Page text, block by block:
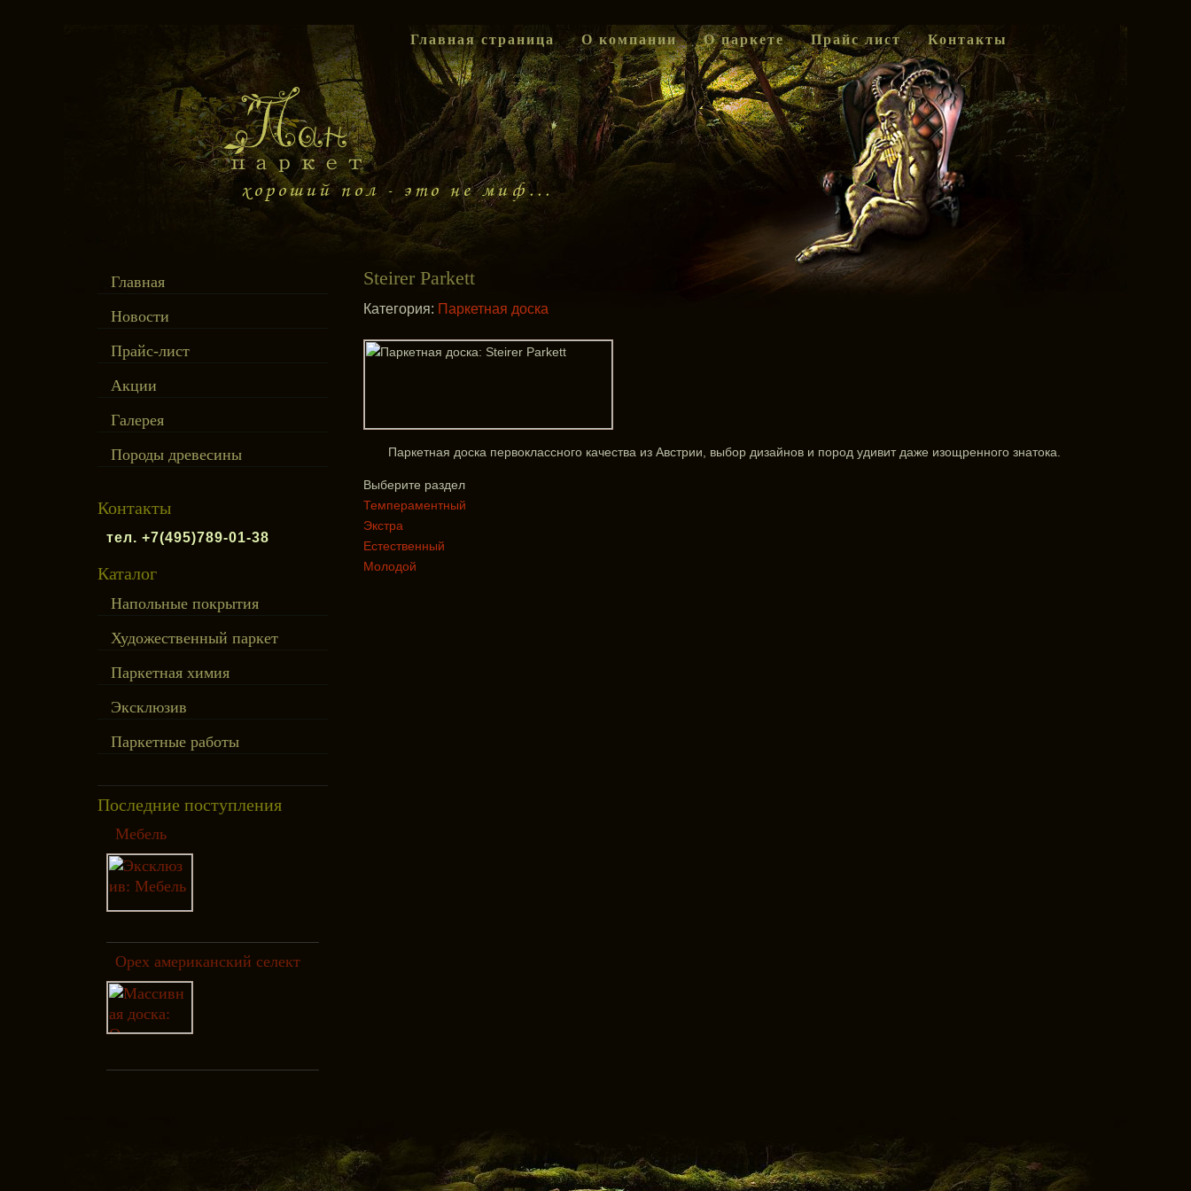
Главная страница О компании О паркете Прайс лист Контакты
Главная
Новости
Прайс-лист
Акции
Галерея
Породы древесины
Контакты
тел. +7(495)789-01-38
Каталог
Напольные покрытия
Художественный паркет
Паркетная химия
Эксклюзив
Паркетные работы
Последние поступления
Мебель
Орех американский селект
Steirer Parkett
Категория: Паркетная доска
Паркетная доска первоклассного качества из Австрии, выбор дизайнов и пород удивит даже изощренного знатока.
Выберите раздел
Темпераментный
Экстра
Естественный
Молодой